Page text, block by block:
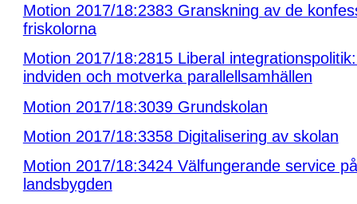
Motion 2017/18:2383 Granskning av de
friskolorna
Motion 2017/18:2815 Liberal
indviden och motverka parallellsamhällen
Motion 2017/18:3039 Grundskolan
Motion 2017/18:3358 Digitalisering av skolan
Motion 2017/18:3424 Välfungerande service på
landsbygden